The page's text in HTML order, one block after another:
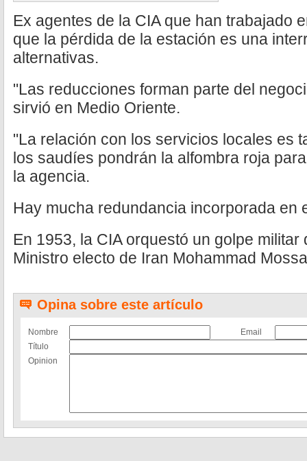
Ex agentes de la CIA que han trabajado
que la pérdida de la estación es una
alternativas.
"Las reducciones forman parte del
sirvió en Medio Oriente.
"La relación con los servicios locales es
los saudíes pondrán la alfombra roja
la agencia.
Hay mucha redundancia incorporada en
En 1953, la CIA orquestó un golpe
Ministro electo de Iran Mohammad
Opina sobre este artículo
Nombre
Email
Título
Opinion